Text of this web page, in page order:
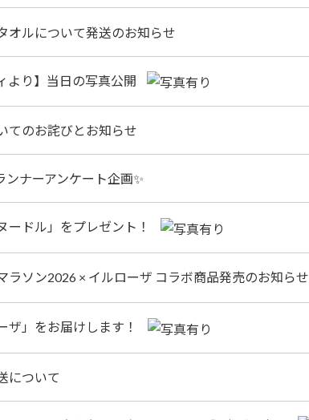
オルについて発送のお知らせ
より】当日の写真公開
てのお詫びとお知らせ
ナーアンケート企画✨
ードル」をプレゼント！
ラソン2026 × イルローザ コラボ商品発売のお知らせ
ザ」をお届けします！
について